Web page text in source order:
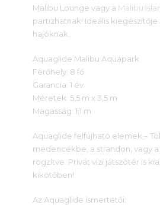
Malibu Lounge vagy a Malibu
partizhatnak! Ideális kiegészítője
hajóknak.
Aquaglide Malibu Aquapark
Férőhely: 8 fő
Garancia: 1 év
Méretek: 5,5 m x 3,5 m
Magasság: 1,1 m
Aquaglide felfújható elemek –
medencékbe, a strandon, vagy
rögzítve. Privát vízi játszótér is
kikötőben!
Az Aquaglide ismertetői: